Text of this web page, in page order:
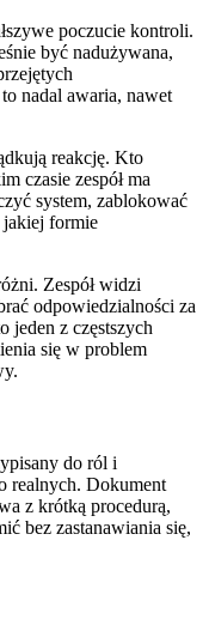
poczucie kontroli.
być nadużywana,
nadal awaria, nawet
reakcję. Kto
czasie zespół ma
system, zablokować
formie
Zespół widzi
odpowiedzialności za
jeden z częstszych
się w problem
do ról i
realnych. Dokument
z krótką procedurą,
bez zastanawiania się,